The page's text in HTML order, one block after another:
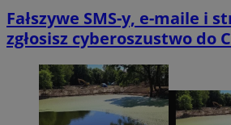
Fałszywe SMS-y, e-maile i
zgłosisz cyberoszustwo do